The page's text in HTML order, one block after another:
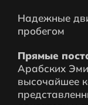
Надежные
пробегом
Прямые
Арабских
высочайшее